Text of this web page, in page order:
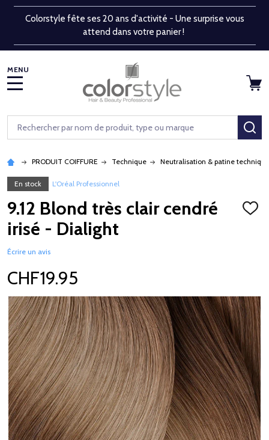
Colorstyle fête ses 20 ans d'activité - Une surprise vous
attend dans votre panier !
Rechercher
PRODUIT COIFFURE Technique Neutralisation & patine technique
En stock L'Oréal Professionnel
9.12 Blond très clair cendré
irisé - Dialight
Écrire un avis
CHF19.95